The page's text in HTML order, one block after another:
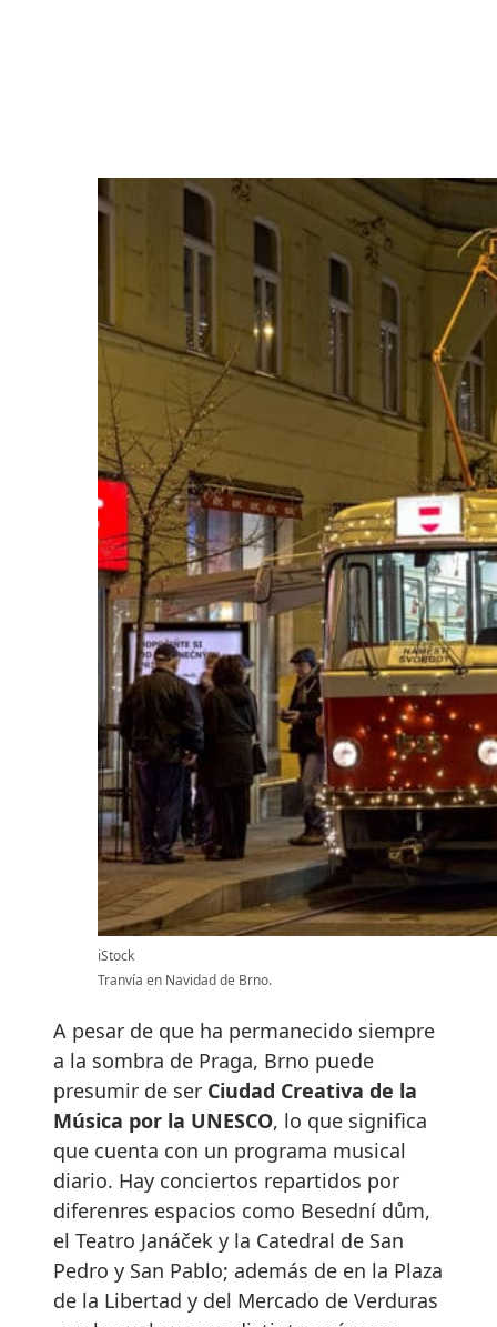
iStock
Tranvía en Navidad de Brno.
A pesar de que ha permanecido siempre
a la sombra de Praga, Brno puede
presumir de ser Ciudad Creativa de la
Música por la UNESCO, lo que significa
que cuenta con un programa musical
diario. Hay conciertos repartidos por
diferenres espacios como Besední dům,
el Teatro Janáček y la Catedral de San
Pedro y San Pablo; además de en la Plaza
de la Libertad y del Mercado de Verduras